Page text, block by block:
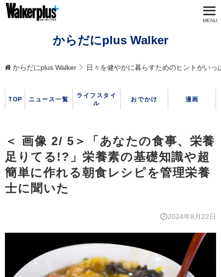
からだにplus Walker
からだにplus Walker 日々を健やかに暮らすためのヒントがいっ
TOP ニュース一覧
ライフスタイ
ル
おでかけ 漫画
＜ 画像 2/ 5＞「あなたの食事、栄養
足りてる!?」栄養素の基礎知識や超
簡単に作れる朝食レシピを管理栄養
士に聞いた
2024年8月22日